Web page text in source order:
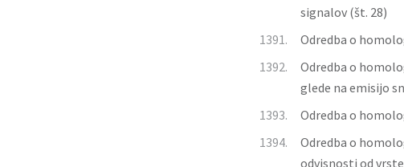
signalov (št. 28)
1391.
Odredba o
1392.
Odredba o
glede na emisijo
1393.
Odredba o
1394.
Odredba o
odvisnosti od